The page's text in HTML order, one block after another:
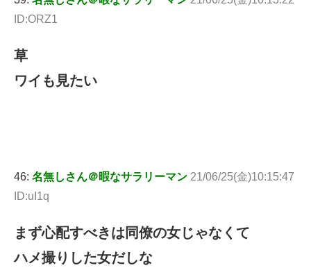
ID:ORZ1
草
ワイも見たい
46: 名無しさん＠暇なサラリーマン 21/06/25(金)10:15:47
ID:uI1q
まず心配すべきは同僚の女じゃなくて
ハメ撮りした女だしな